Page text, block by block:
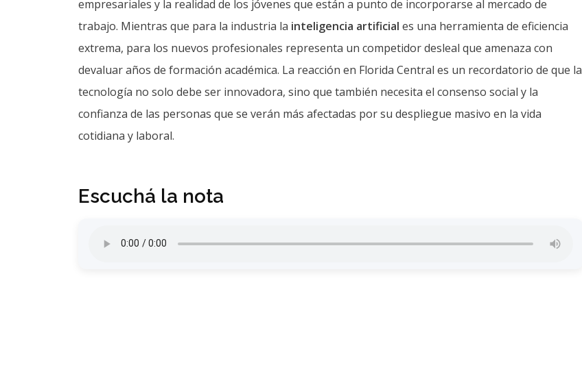
empresariales y la realidad de los jóvenes que están a punto de incorporarse al mercado de
trabajo. Mientras que para la industria la inteligencia artificial es una herramienta de eficiencia
extrema, para los nuevos profesionales representa un competidor desleal que amenaza con
devaluar años de formación académica. La reacción en Florida Central es un recordatorio de que la
tecnología no solo debe ser innovadora, sino que también necesita el consenso social y la
confianza de las personas que se verán más afectadas por su despliegue masivo en la vida
cotidiana y laboral.
Escuchá la nota